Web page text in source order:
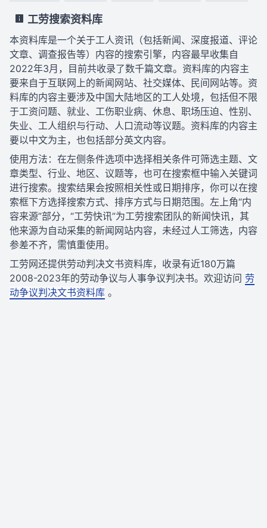
工劳搜索资料库
本资料库是一个关于工人资讯（包括新闻、深度报道、评论
文章、调查报告等）内容的搜索引擎，内容最早收集自
2022年3月，目前共收录了数千篇文章。资料库的内容主
要来自于互联网上的新闻网站、社交媒体、民间网站等。资
料库的内容主要涉及中国大陆地区的工人处境，包括但不限
于工资问题、就业、工伤职业病、休息、职场压迫、性别、
失业、工人组织与行动、人口流动等议题。资料库的内容主
要以中文为主，也包括部分英文内容。
使用方法：在左侧条件选项中选择相关条件可筛选主题、文
章类型、行业、地区、议题等，也可在搜索框中输入关键词
进行搜索。搜索结果会按照相关性或日期排序，你可以在搜
索框下方选择搜索方式、排序方式与日期范围。左上角“内
容来源”部分，“工劳快讯”为工劳搜索团队的新闻快讯，其
他来源为自动采集的新闻网站内容，未经过人工筛选，内容
参差不齐，需慎重使用。
工劳网还提供劳动判决文书资料库，收录有近180万篇
2008-2023年的劳动争议与人事争议判决书。欢迎访问 劳
动争议判决文书资料库 。